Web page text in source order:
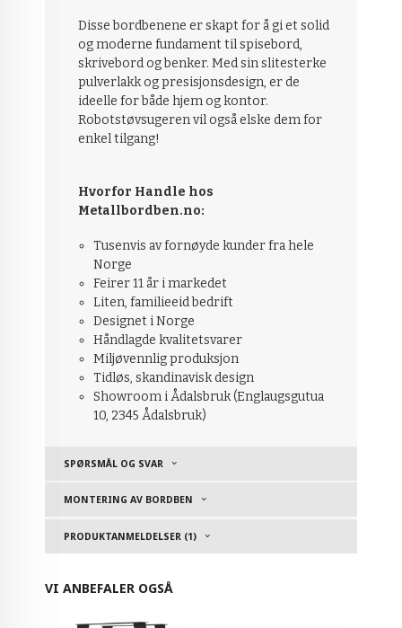
Disse bordbenene er skapt for å gi et solid
og moderne fundament til spisebord,
skrivebord og benker. Med sin slitesterke
pulverlakk og presisjonsdesign, er de
ideelle for både hjem og kontor.
Robotstøvsugeren vil også elske dem for
enkel tilgang!
Hvorfor Handle hos
Metallbordben.no:
Tusenvis av fornøyde kunder fra hele
Norge
Feirer 11 år i markedet
Liten, familieeid bedrift
Designet i Norge
Håndlagde kvalitetsvarer
Miljøvennlig produksjon
Tidløs, skandinavisk design
Showroom i Ådalsbruk (Englaugsgutua
10, 2345 Ådalsbruk)
SPØRSMÅL OG SVAR
MONTERING AV BORDBEN
PRODUKTANMELDELSER (1)
VI ANBEFALER OGSÅ